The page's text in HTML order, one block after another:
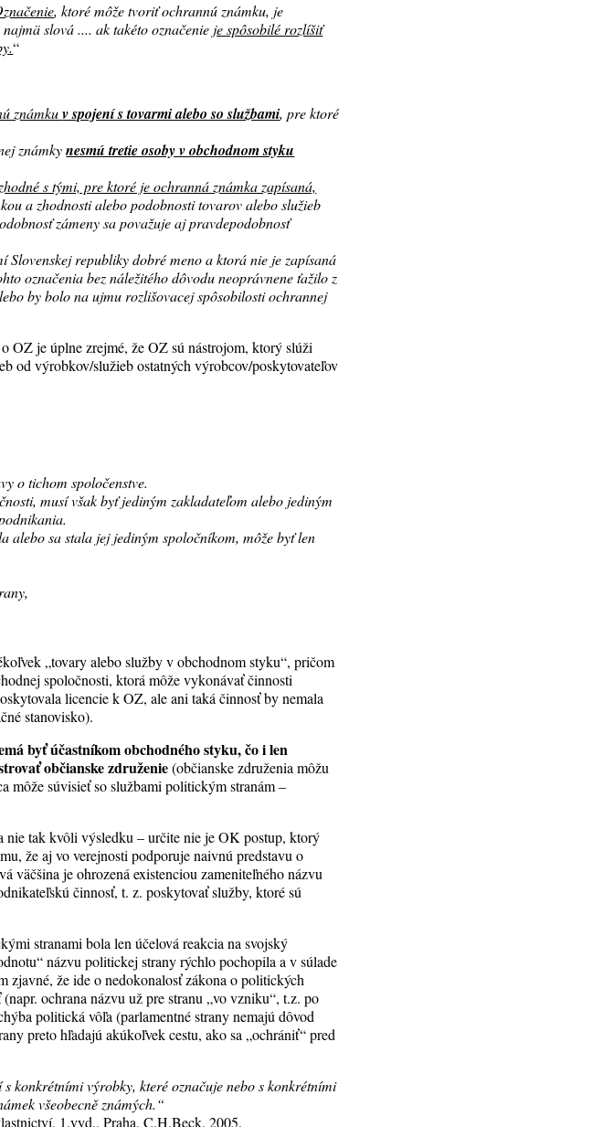
, ktoré môže tvoriť ochrannú známku, je
slová .... ak takéto označenie je spôsobilé rozlíšiť
“
známkuv spojení s tovarmi alebo so službami, pre ktoré
známkynesmú tretie osoby v obchodnom styku
s tými, pre ktoré je ochranná známka zapísaná,
a zhodnosti alebo podobnosti tovarov alebo služieb
zámeny sa považuje aj pravdepodobnosť
Slovenskej republiky dobré meno a ktorá nie je zapísaná
označenia bez náležitého dôvodu neoprávnene ťažilo z
by bolo na ujmu rozlišovacej spôsobilosti ochrannej
OZ je úplne zrejmé, že OZ sú nástrojom, ktorý slúži
od výrobkov/služieb ostatných výrobcov/poskytovateľov
o tichom spoločenstve.
musí však byť jediným zakladateľom alebo jediným
alebo sa stala jej jediným spoločníkom, môže byť len
„tovary alebo služby v obchodnom styku“, pričom
spoločnosti, ktorá môže vykonávať činnosti
licencie k OZ, ale ani taká činnosť by nemala
stanovisko).
byť účastníkom obchodného styku, čo i len
občianske združenie(občianske združenia môžu
môže súvisieť so službami politickým stranám –
nie tak kvôli výsledku – určite nie je OK postup, ktorý
že aj vo verejnosti podporuje naivnú predstavu o
väčšina je ohrozená existenciou zameniteľného názvu
činnosť, t. z. poskytovať služby, ktoré sú
stranami bola len účelová reakcia na svojský
názvu politickej strany rýchlo pochopila a v súlade
zjavné, že ide o nedokonalosť zákona o politických
ochrana názvu už pre stranu „vo vzniku“, t.z. po
politická vôľa (parlamentné strany nemajú dôvod
preto hľadajú akúkoľvek cestu, ako sa „ochrániť“ pred
konkrétními výrobky, které označuje nebo s konkrétními
všeobecně známých.“
1.vyd., Praha, C.H.Beck, 2005.